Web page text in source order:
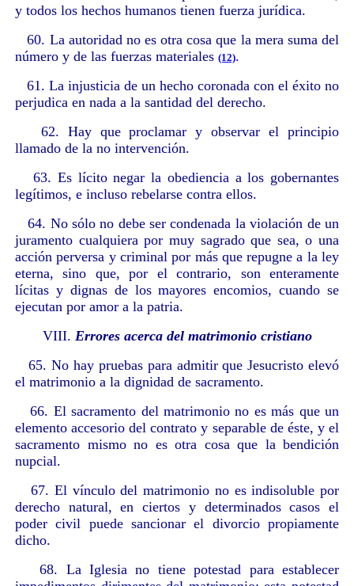
y todos los hechos humanos tienen fuerza jurídica.
60. La autoridad no es otra cosa que la mera suma del
número y de las fuerzas materiales (12).
61. La injusticia de un hecho coronada con el éxito no
perjudica en nada a la santidad del derecho.
62. Hay que proclamar y observar el principio
llamado de la no intervención.
63. Es lícito negar la obediencia a los gobernantes
legítimos, e incluso rebelarse contra ellos.
64. No sólo no debe ser condenada la violación de un
juramento cualquiera por muy sagrado que sea, o una
acción perversa y criminal por más que repugne a la ley
eterna, sino que, por el contrario, son enteramente
lícitas y dignas de los mayores encomios, cuando se
ejecutan por amor a la patria.
VIII. Errores acerca del matrimonio cristiano
65. No hay pruebas para admitir que Jesucristo elevó
el matrimonio a la dignidad de sacramento.
66. El sacramento del matrimonio no es más que un
elemento accesorio del contrato y separable de éste, y el
sacramento mismo no es otra cosa que la bendición
nupcial.
67. El vínculo del matrimonio no es indisoluble por
derecho natural, en ciertos y determinados casos el
poder civil puede sancionar el divorcio propiamente
dicho.
68. La Iglesia no tiene potestad para establecer